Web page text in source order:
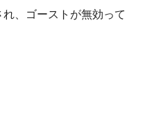
、ゴーストが無効って